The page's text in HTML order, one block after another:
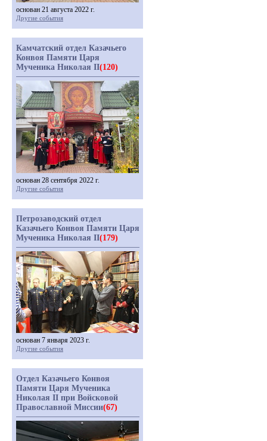
основан 21 августа 2022 г.
Другие события
Камчатский отдел Казачьего
Конвоя Памяти Царя
Мученика Николая II(120)
основан 28 сентября 2022 г.
Другие события
Петрозаводский отдел
Казачьего Конвоя Памяти Царя
Мученика Николая II(179)
основан 7 января 2023 г.
Другие события
Отдел Казачьего Конвоя
Памяти Царя Мученика
Николая II при Войсковой
Православной Миссии(67)